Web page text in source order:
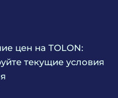
цен на TOLON:
текущие условия